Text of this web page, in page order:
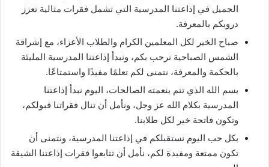
الجميل في إذاعتنا المدرسية التي تشمل فقرات مثالية تعزز
دروبكم بالمعرفة.
صباح الخير لكل المعلمين الكرام والطلاب الأعزاء، مع إشراقة
الشمس الصباحية نرحب بكم، ونبدأ إذاعتنا المدرسية المليئة
بالحكمة والمعرفة، نتمنى لكم تعلمًا مفيدًا واستمتاعًا.
بسم الله الذي تتم بنعمته الصالحات، اليوم نبدأ إذاعتنا
المدرسية بكلام الله عز وجل، ونأمل أن تنال فقراتنا قبولكم،
وتكون فاتحة خير لكل طلابنا.
بكل حب اليوم نستقبلكم في إذاعتنا المدرسية، ونتمنى أن
تكون ممتعة ومفيدة لكم، نأمل أن تتابعوا فقرات إذاعتنا الشيقة